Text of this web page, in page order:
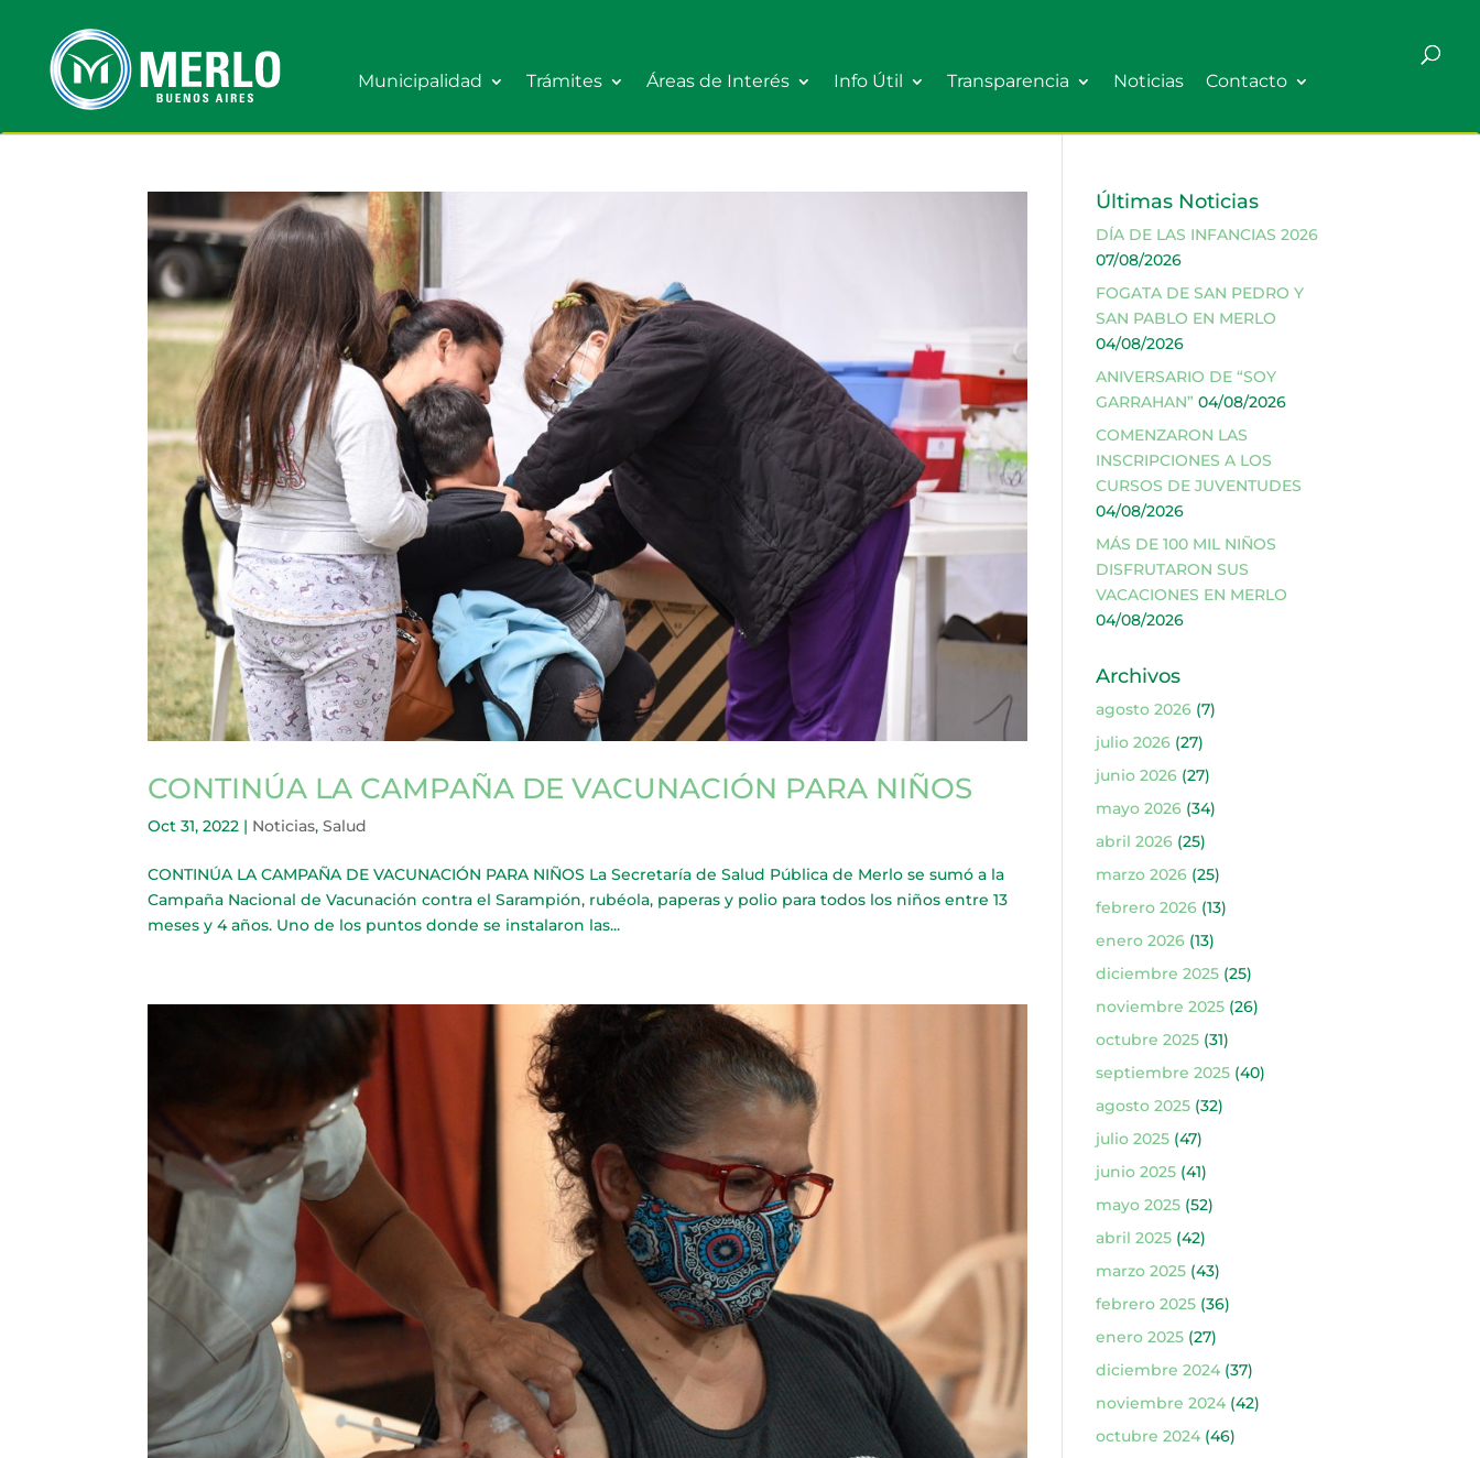
Municipalidad Trámites Áreas de Interés Info Útil Transparencia Noticias Contacto
CONTINÚA LA CAMPAÑA DE VACUNACIÓN PARA NIÑOS
Oct 31, 2022 | Noticias,Salud
CONTINÚA LA CAMPAÑA DE VACUNACIÓN PARA NIÑOS La Secretaría de Salud Pública de Merlo se sumó a la
Campaña Nacional de Vacunación contra el Sarampión, rubéola, paperas y polio para todos los niños entre 13
meses y 4 años. Uno de los puntos donde se instalaron las...
Últimas Noticias
DÍA DE LAS INFANCIAS 2026
07/08/2026
FOGATA DE SAN PEDRO Y
SAN PABLO EN MERLO
04/08/2026
ANIVERSARIO DE “SOY
GARRAHAN” 04/08/2026
COMENZARON LAS
INSCRIPCIONES A LOS
CURSOS DE JUVENTUDES
04/08/2026
MÁS DE 100 MIL NIÑOS
DISFRUTARON SUS
VACACIONES EN MERLO
04/08/2026
Archivos
agosto 2026(7)
julio 2026(27)
junio 2026(27)
mayo 2026(34)
abril 2026(25)
marzo 2026(25)
febrero 2026(13)
enero 2026(13)
diciembre 2025(25)
noviembre 2025(26)
octubre 2025(31)
septiembre 2025(40)
agosto 2025(32)
julio 2025(47)
junio 2025(41)
mayo 2025(52)
abril 2025(42)
marzo 2025(43)
febrero 2025(36)
enero 2025(27)
diciembre 2024(37)
noviembre 2024(42)
octubre 2024(46)